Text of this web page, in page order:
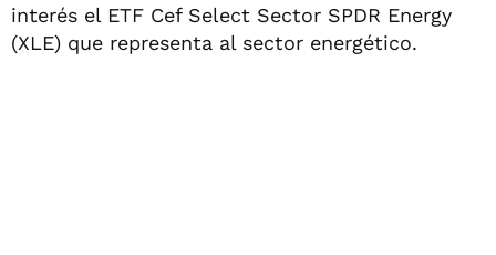
interés el ETF Cef Select Sector SPDR Energy
(XLE) que representa al sector energético.